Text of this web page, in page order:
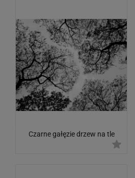
Czarne gałęzie drzew na tle